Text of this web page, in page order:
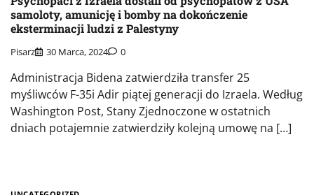
samoloty, amunicję i bomby na dokończenie
eksterminacji ludzi z Palestyny
Pisarz 30 Marca, 2024 0
Administracja Bidena zatwierdziła transfer 25
myśliwców F-35i Adir piątej generacji do Izraela. Według
Washington Post, Stany Zjednoczone w ostatnich
dniach potajemnie zatwierdziły kolejną umowę na […]